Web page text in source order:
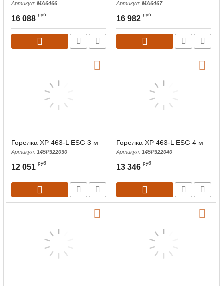
Артикул: MA6466
16 088 руб
Артикул: MA6467
16 982 руб
Горелка XP 463-L ESG 3 м
Артикул: 145Р322030
12 051 руб
Горелка XP 463-L ESG 4 м
Артикул: 145Р322040
13 346 руб